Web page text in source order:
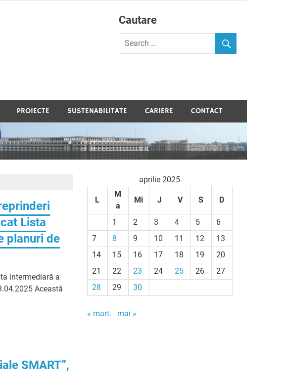
Development
Cautare
PROIECTE SUSTENABILITATE CARIERE CONTACT
Lista
planuri de
intermediară a
Această
SMART”,
aprilie 2025
L
M
a
Mi J V S D
1 2 3 4 5
6
7
8 9 10 11 12
13
14
15 16 17 18 19
20
21
22 23 24 25 26
27
28
29 30
« mart. mai »